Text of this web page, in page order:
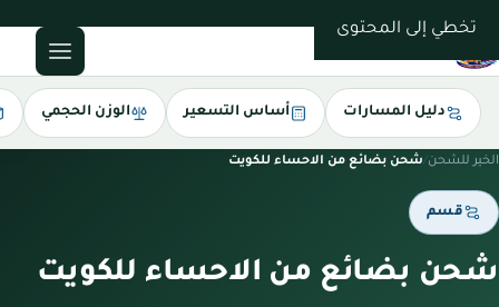
تخطي إلى المحتوى
دليل المسارات أساس التسعير الوزن الحجمي
الخير للشحن/شحن بضائع من الاحساء للكويت
قسم
شحن بضائع من الاحساء للكويت